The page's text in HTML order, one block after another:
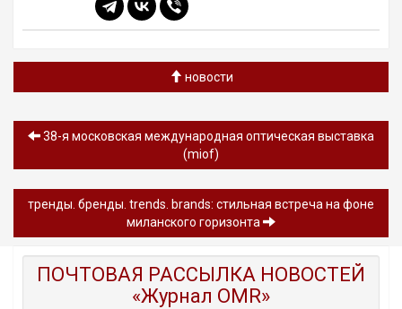
новости
38-я московская международная оптическая выставка
(miof)
тренды. бренды. trends. brands: стильная встреча на фоне
миланского горизонта
ПОЧТОВАЯ РАССЫЛКА НОВОСТЕЙ
«Журнал OMR»